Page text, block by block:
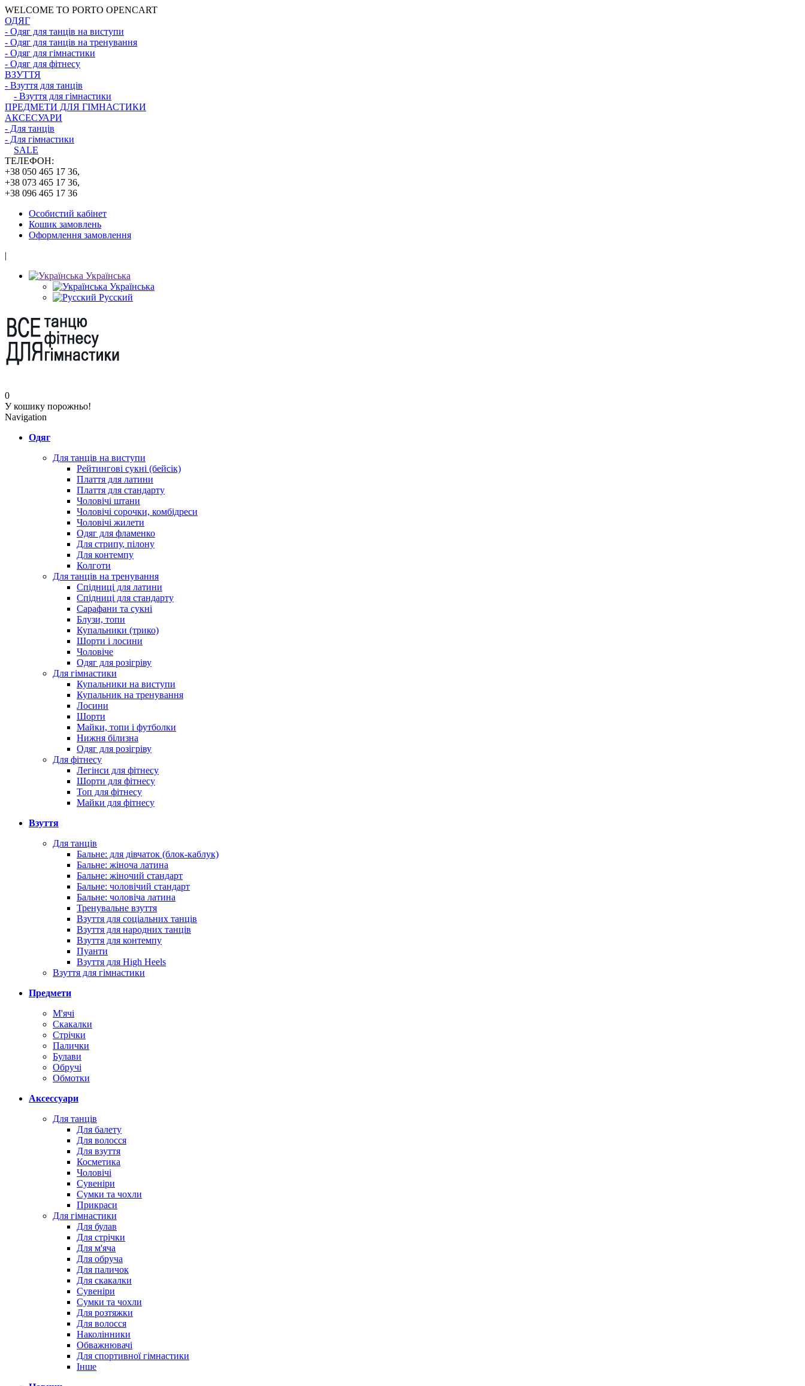
WELCOME TO PORTO OPENCART
ОДЯГ
- Одяг для танців на виступи
- Одяг для танців на тренування
- Одяг для гімнастики
- Одяг для фітнесу
ВЗУТТЯ
- Взуття для танців
- Взуття для гімнастики
ПРЕДМЕТИ ДЛЯ ГІМНАСТИКИ
АКСЕСУАРИ
- Для танців
- Для гімнастики
SALE
ТЕЛЕФОН:
+38 050 465 17 36,
+38 073 465 17 36,
+38 096 465 17 36
Особистий кабінет
Кошик замовлень
Оформлення замовлення
|
Українська
Українська
Русский
0
У кошику порожньо!
Navigation
Одяг
Для танців на виступи
Рейтингові сукні (бейсік)
Плаття для латини
Плаття для стандарту
Чоловічі штани
Чоловічі сорочки, комбідреси
Чоловічі жилети
Одяг для фламенко
Для стрипу, пілону
Для контемпу
Колготи
Для танців на тренування
Спідниці для латини
Спідниці для стандарту
Сарафани та сукні
Блузи, топи
Купальники (трико)
Шорти і лосини
Чоловіче
Одяг для розігріву
Для гімнастики
Купальники на виступи
Купальник на тренування
Лосини
Шорти
Майки, топи і футболки
Нижня білизна
Одяг для розігріву
Для фітнесу
Легінси для фітнесу
Шорти для фітнесу
Топ для фітнесу
Майки для фітнесу
Взуття
Для танців
Бальне: для дівчаток (блок-каблук)
Бальне: жіноча латина
Бальне: жіночий стандарт
Бальне: чоловічий стандарт
Бальне: чоловіча латина
Тренувальне взуття
Взуття для соціальних танців
Взуття для народних танців
Взуття для контемпу
Пуанти
Взуття для High Heels
Взуття для гімнастики
Предмети
М'ячі
Скакалки
Стрічки
Палички
Булави
Обручі
Обмотки
Аксессуари
Для танців
Для балету
Для волосся
Для взуття
Косметика
Чоловічі
Сувеніри
Сумки та чохли
Прикраси
Для гімнастики
Для булав
Для стрічки
Для м'яча
Для обруча
Для паличок
Для скакалки
Сувеніри
Сумки та чохли
Для розтяжки
Для волосся
Наколінники
Обважнювачі
Для спортивної гімнастики
Інше